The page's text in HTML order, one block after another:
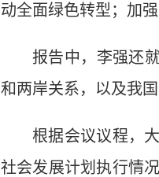
动全面绿色转型；加
报告中，李强还
和两岸关系，以及我
根据会议议程，
社会发展计划执行情